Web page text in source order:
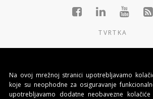
TVRTKA
PROIZVODI
KONTAKTI
Na ovoj mrežnoj stranici upotrebljavamo
koje su neophodne za osiguravanje
upotrebljavamo dodatne neobavezne